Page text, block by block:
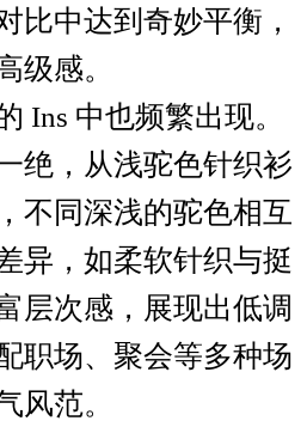
比中达到奇妙平衡，
级感。
Ins 中也频繁出现。
绝，从浅驼色针织衫
不同深浅的驼色相互
异，如柔软针织与挺
层次感，展现出低调
职场、聚会等多种场
风范。